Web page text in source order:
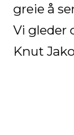
greie å
Vi gleder
Knut